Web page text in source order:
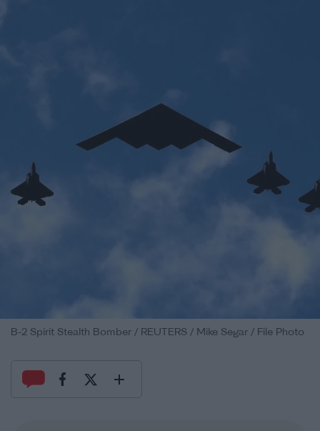
B-2 Spirit Stealth Bomber / REUTERS / Mike Segar / File Photo